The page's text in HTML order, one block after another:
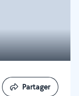
Partager
Partager